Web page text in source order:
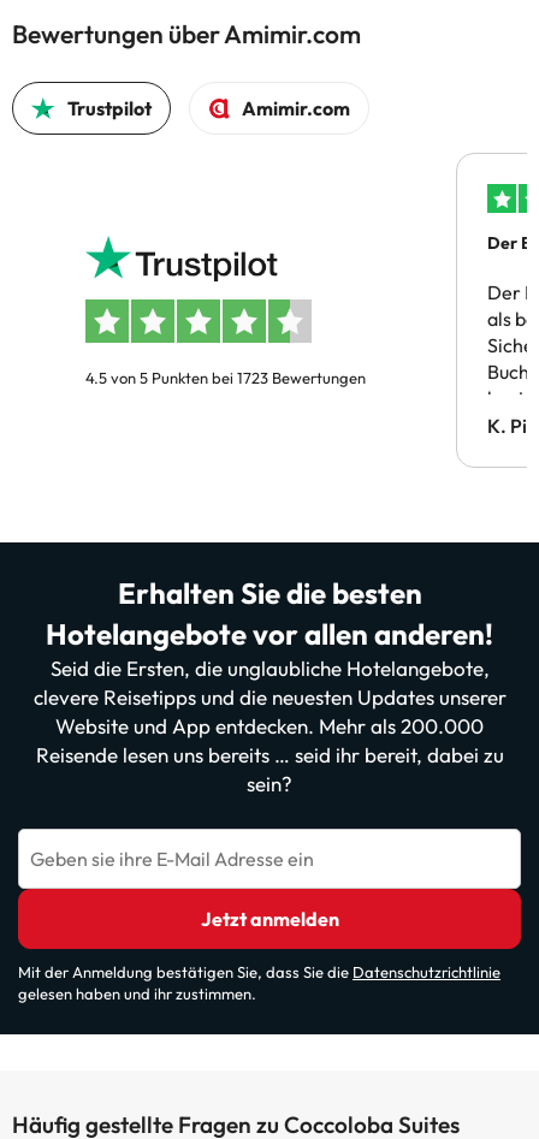
Bewertungen über Amimir.com
Trustpilot Amimir.com
4.5 von 5 Punkten bei 1723 Bewertungen
Der
Der
als
K.
Erhalten Sie die besten
Hotelangebote vor allen anderen!
Seid die Ersten, die unglaubliche Hotelangebote,
clevere Reisetipps und die neuesten Updates unserer
Website und App entdecken. Mehr als 200.000
Reisende lesen uns bereits … seid ihr bereit, dabei zu
sein?
Geben sie ihre E-Mail Adresse ein
Jetzt anmelden
Mit der Anmeldung bestätigen Sie, dass Sie die Datenschutzrichtlinie
gelesen haben und ihr zustimmen.
Häufig gestellte Fragen zu Coccoloba Suites